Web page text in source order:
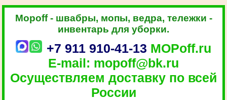
Mopoff - швабры, мопы, ведра, тележки -
инвентарь для уборки.
+7 911 910-41-13 MOPoff.ru
E-mail: mopoff@bk.ru
Осуществляем доставку по всей
России